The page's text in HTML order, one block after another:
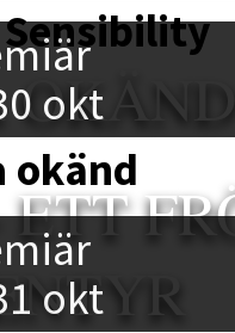
Sensibility
OKÄND
okt
okänd
ETT
okt